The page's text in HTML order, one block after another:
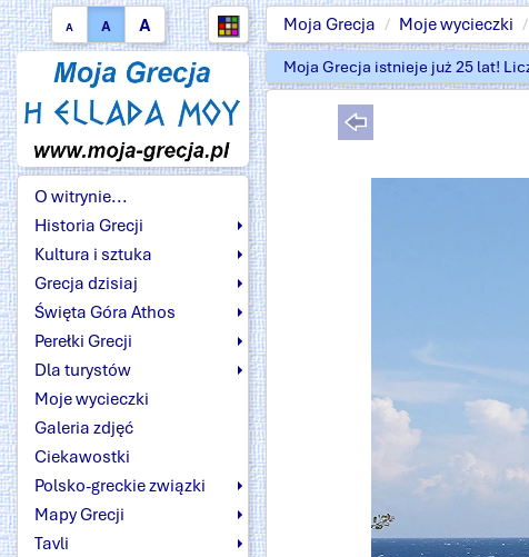
A A A Moja Grecja Moje wycieczki
O witrynie...
Historia Grecji
Kultura i sztuka
Grecja dzisiaj
Święta Góra Athos
Perełki Grecji
Dla turystów
Moje wycieczki
Galeria zdjęć
Ciekawostki
Polsko-greckie związki
Mapy Grecji
Tavli
Moja Grecja istnieje już 25 lat!